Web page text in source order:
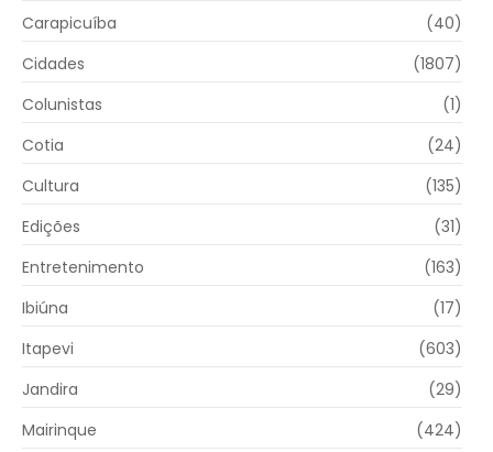
Carapicuíba
(40)
Cidades
(1807)
Colunistas
(1)
Cotia
(24)
Cultura
(135)
Edições
(31)
Entretenimento
(163)
Ibiúna
(17)
Itapevi
(603)
Jandira
(29)
Mairinque
(424)